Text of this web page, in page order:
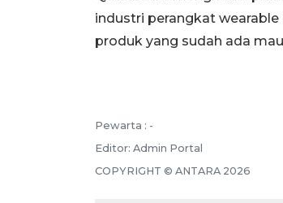
industri perangkat
produk yang sudah ada
Pewarta : -
Editor: Admin Portal
COPYRIGHT © ANTARA 2026